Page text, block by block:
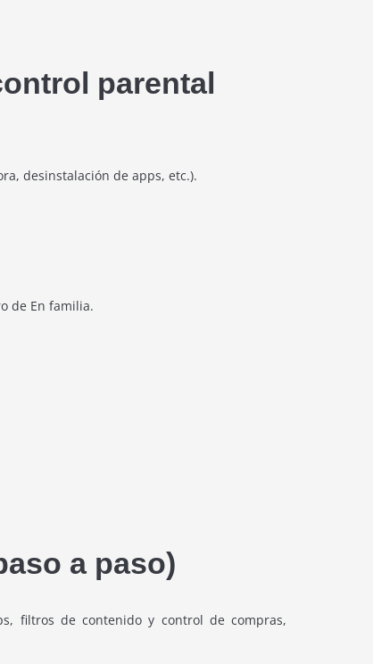
parental
desinstalación de apps, etc.).
de En familia.
a paso)
filtros de contenido y control de compras,